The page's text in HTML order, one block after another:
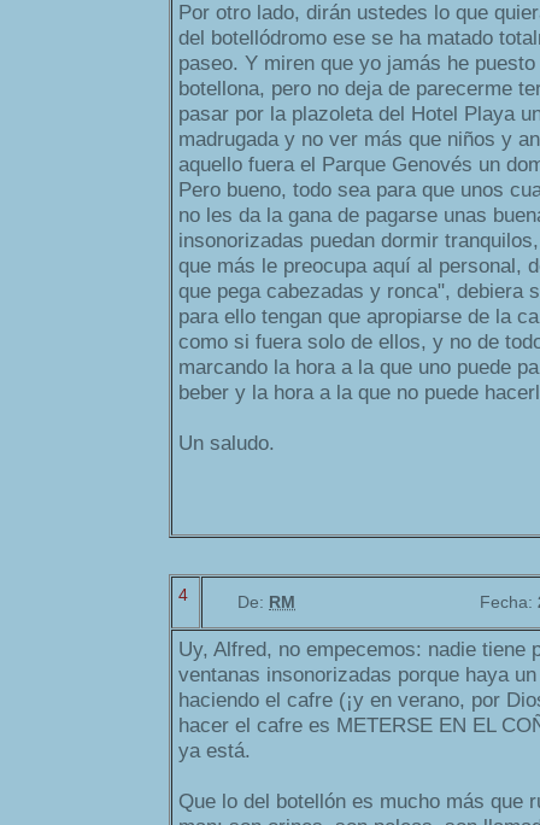
Por otro lado, dirán ustedes lo que
del botellódromo ese se ha matado
paseo. Y miren que yo jamás he
botellona, pero no deja de parecerme
pasar por la plazoleta del Hotel Playa
madrugada y no ver más que niños y
aquello fuera el Parque Genovés un
Pero bueno, todo sea para que unos
no les da la gana de pagarse unas
insonorizadas puedan dormir
que más le preocupa aquí al personal,
que pega cabezadas y ronca", debiera
para ello tengan que apropiarse de la
como si fuera solo de ellos, y no de
marcando la hora a la que uno puede
beber y la hora a la que no puede
Un saludo.
4 De: RM Fecha:
Uy, Alfred, no empecemos: nadie tiene
ventanas insonorizadas porque haya
haciendo el cafre (¡y en verano, por
hacer el cafre es METERSE EN EL
ya está.
Que lo del botellón es mucho más que